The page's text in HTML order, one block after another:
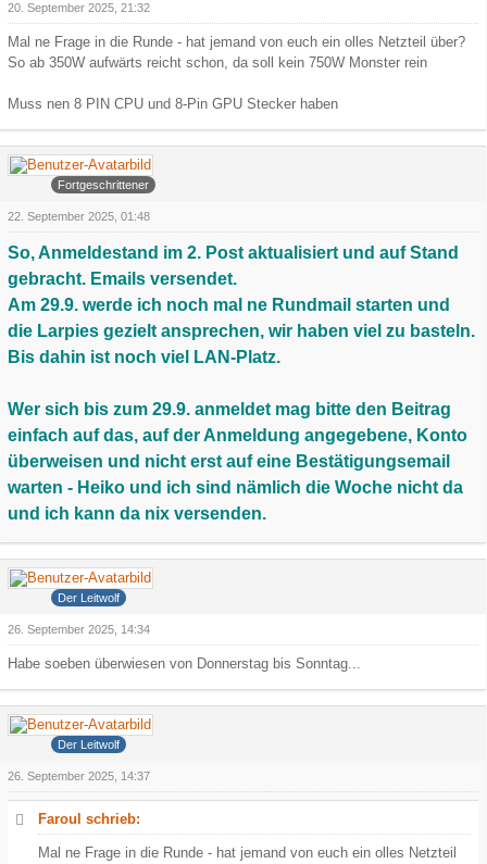
20. September 2025, 21:32
Mal ne Frage in die Runde - hat jemand von euch ein olles Netzteil über?
So ab 350W aufwärts reicht schon, da soll kein 750W Monster rein
Muss nen 8 PIN CPU und 8-Pin GPU Stecker haben
Arowa
Fortgeschrittener
22. September 2025, 01:48
So, Anmeldestand im 2. Post aktualisiert und auf Stand
gebracht. Emails versendet.
Am 29.9. werde ich noch mal ne Rundmail starten und
die Larpies gezielt ansprechen, wir haben viel zu basteln.
Bis dahin ist noch viel LAN-Platz.
Wer sich bis zum 29.9. anmeldet mag bitte den Beitrag
einfach auf das, auf der Anmeldung angegebene, Konto
überweisen und nicht erst auf eine Bestätigungsemail
warten - Heiko und ich sind nämlich die Woche nicht da
und ich kann da nix versenden.
Grauer Wolf
Der Leitwolf
26. September 2025, 14:34
Habe soeben überwiesen von Donnerstag bis Sonntag...
Grauer Wolf
Der Leitwolf
26. September 2025, 14:37
Faroul schrieb:
Mal ne Frage in die Runde - hat jemand von euch ein olles Netzteil